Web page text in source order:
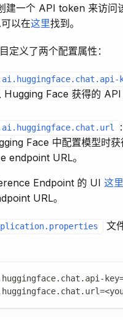
建一个 API token 来访问
以在这里找到。
定义了两个配置属性：
Hugging Face 获得的
Face 中配置模型时获
endpoint URL。
Endpoint 的 UI 这里
URL。
文